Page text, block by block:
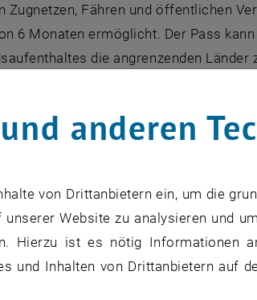
Zugnetzen, Fähren und öffentlichen
6 Monaten ermöglicht. Der Pass
die angrenzenden
Code): 999979888
E10209415
Durchführung:
anderen
von Drittanbietern ein, um die
Website zu analysieren und
Hierzu ist es nötig Informationen
und Inhalten von Drittanbietern auf